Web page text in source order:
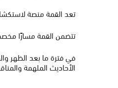
تعد القمة منصة
تتضمن القمة مسارًا
في فترة ما بعد الظهر
الأحاديث الملهمة